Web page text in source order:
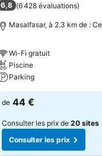
6,8 (6 428 évaluations)
Masalfasar, à 2.3 km de :
Wi-Fi gratuit
Piscine
Parking
de 44 €
Consulter les prix de 20 sites
Consulter les prix